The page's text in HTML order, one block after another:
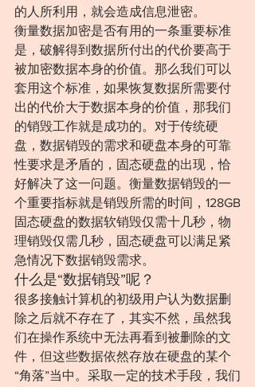
的人所利用，就会造成信息泄密。
衡量数据加密是否有用的一条重要标准
是，破解得到数据所付出的代价要高于
被加密数据本身的价值。那么我们可以
套用这个标准，如果恢复数据所需要付
出的代价大于数据本身的价值，那我们
的销毁工作就是成功的。对于传统硬
盘，数据销毁的需求和硬盘本身的可靠
性要求是矛盾的，固态硬盘的出现，恰
好解决了这一问题。衡量数据销毁的一
个重要指标就是销毁所需的时间，128GB
固态硬盘的数据软销毁仅需十几秒，物
理销毁仅需几秒，固态硬盘可以满足紧
急情况下数据销毁需求。
什么是“数据销毁”呢？
很多接触计算机的初级用户认为数据删
除之后就不存在了，其实不然，虽然我
们在操作系统中无法再看到被删除的文
件，但这些数据依然存放在硬盘的某个
“角落”当中。采取一定的技术手段，我们